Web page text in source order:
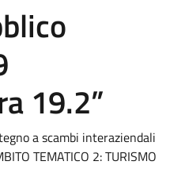
19.2”
a scambi interaziendali
TEMATICO 2: TURISMO